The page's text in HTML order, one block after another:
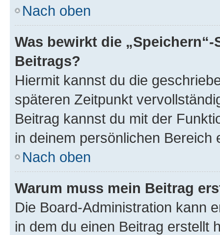
Nach oben
Was bewirkt die
Beitrags?
Hiermit kannst du die
späteren Zeitpunkt
Beitrag kannst du mit der
in deinem persönlichen Bereich
Nach oben
Warum muss mein Beitrag
Die Board-Administration kann
in dem du einen Beitrag erstellt